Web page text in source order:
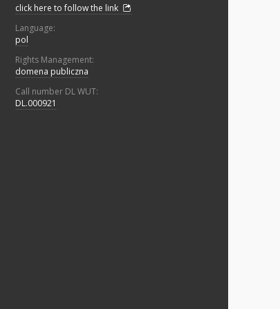
click here to follow the link
Language:
pol
Rights Management:
domena publiczna
Call number DL WUT:
DL.000921